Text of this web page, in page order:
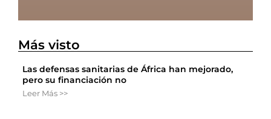
Más visto
Las defensas sanitarias de África han mejorado,
pero su financiación no
Leer Más >>